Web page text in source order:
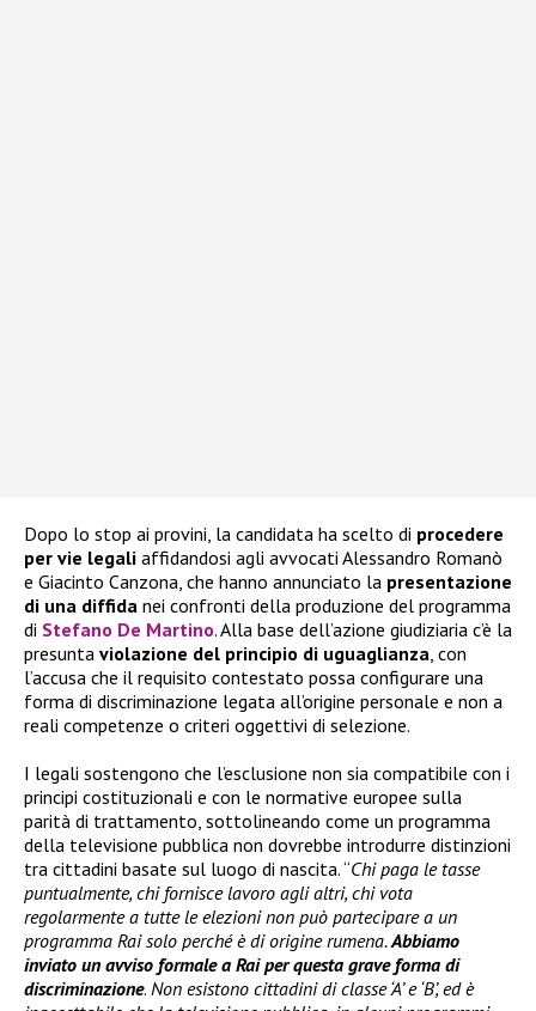
Dopo lo stop ai provini, la candidata ha scelto di procedere
per vie legali affidandosi agli avvocati Alessandro Romanò
e Giacinto Canzona, che hanno annunciato la presentazione
di una diffida nei confronti della produzione del programma
di Stefano De Martino. Alla base dell’azione giudiziaria c’è la
presunta violazione del principio di uguaglianza , con
l’accusa che il requisito contestato possa configurare una
forma di discriminazione legata all’origine personale e non a
reali competenze o criteri oggettivi di selezione.
I legali sostengono che l’esclusione non sia compatibile con i
principi costituzionali e con le normative europee sulla
parità di trattamento, sottolineando come un programma
della televisione pubblica non dovrebbe introdurre distinzioni
tra cittadini basate sul luogo di nascita. “Chi paga le tasse
puntualmente, chi fornisce lavoro agli altri, chi vota
regolarmente a tutte le elezioni non può partecipare a un
programma Rai solo perché è di origine rumena.Abbiamo
inviato un avviso formale a Rai per questa grave forma di
discriminazione. Non esistono cittadini di classe ‘A’ e ‘B’, ed è